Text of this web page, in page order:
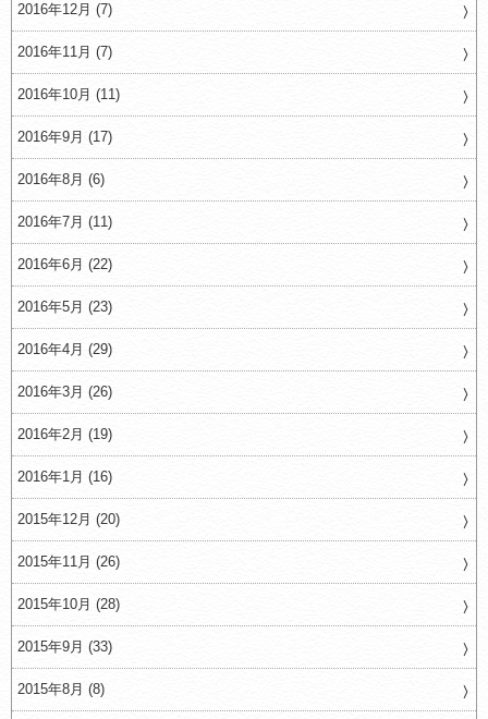
2016年12月 (7)
2016年11月 (7)
2016年10月 (11)
2016年9月 (17)
2016年8月 (6)
2016年7月 (11)
2016年6月 (22)
2016年5月 (23)
2016年4月 (29)
2016年3月 (26)
2016年2月 (19)
2016年1月 (16)
2015年12月 (20)
2015年11月 (26)
2015年10月 (28)
2015年9月 (33)
2015年8月 (8)